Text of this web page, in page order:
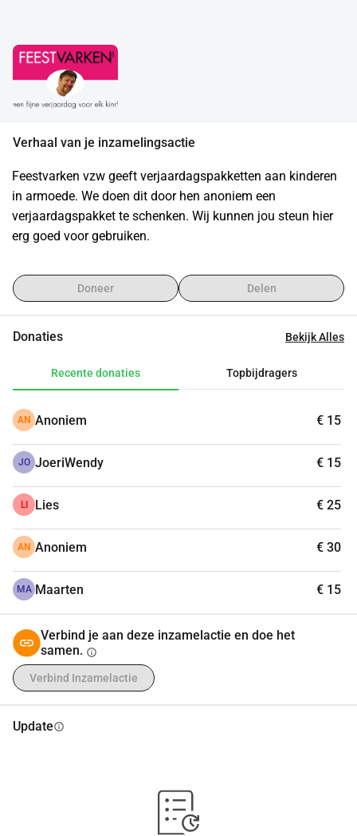
Verhaal van je inzamelingsactie
Feestvarken vzw geeft verjaardagspakketten aan kinderen
in armoede. We doen dit door hen anoniem een
verjaardagspakket te schenken. Wij kunnen jou steun hier
erg goed voor gebruiken.
Doneer Delen
Donaties Bekijk Alles
Recente donaties Topbijdragers
AN Anoniem € 15
JO JoeriWendy € 15
LI Lies € 25
AN Anoniem € 30
MA Maarten € 15
Verbind je aan deze inzamelactie en doe het
samen. info
Verbind Inzamelactie
Updateinfo